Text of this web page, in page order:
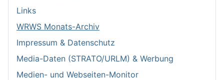
Links
WRWS Monats-Archiv
Impressum & Datenschutz
Media-Daten (STRATO/URLM) & Werbung
Medien- und Webseiten-Monitor